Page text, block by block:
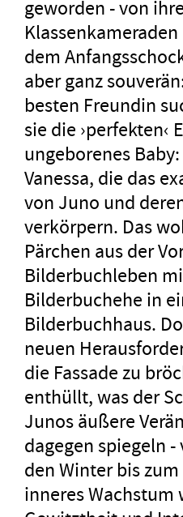
geworden - von
dem
aber ganz
besten Freundin
sie die ›perfekten‹
ungeborenes
Vanessa, die das
von Juno und
verkörpern. Das
Pärchen aus der
Bilderbuchleben
Bilderbuchehe in
Bilderbuchhaus.
neuen
die Fassade zu
enthüllt, was der
Junos äußere
dagegen spiegeln
den Winter bis
inneres Wachstum